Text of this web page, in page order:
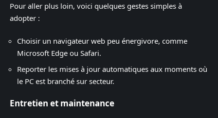
Pour aller plus loin, voici quelques gestes simples à
adopter :
Choisir un navigateur web peu énergivore, comme
Microsoft Edge ou Safari.
Reporter les mises à jour automatiques aux moments où
le PC est branché sur secteur.
Entretien et maintenance